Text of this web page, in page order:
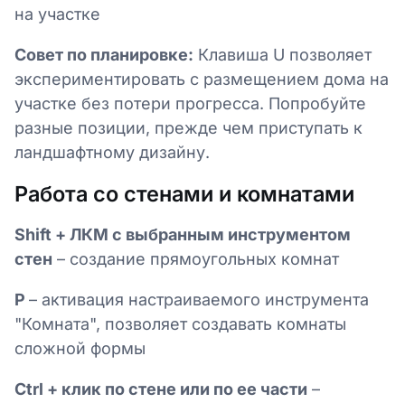
на участке
Совет по планировке: Клавиша U позволяет
экспериментировать с размещением дома на
участке без потери прогресса. Попробуйте
разные позиции, прежде чем приступать к
ландшафтному дизайну.
Работа со стенами и комнатами
Shift + ЛКМ с выбранным инструментом
стен – создание прямоугольных комнат
P – активация настраиваемого инструмента
"Комната", позволяет создавать комнаты
сложной формы
Ctrl + клик по стене или по ее части –